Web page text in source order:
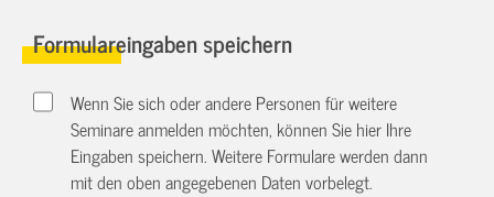
Formulareingaben speichern
Wenn Sie sich oder andere Personen für weitere
Seminare anmelden möchten, können Sie hier Ihre
Eingaben speichern. Weitere Formulare werden dann
mit den oben angegebenen Daten vorbelegt.